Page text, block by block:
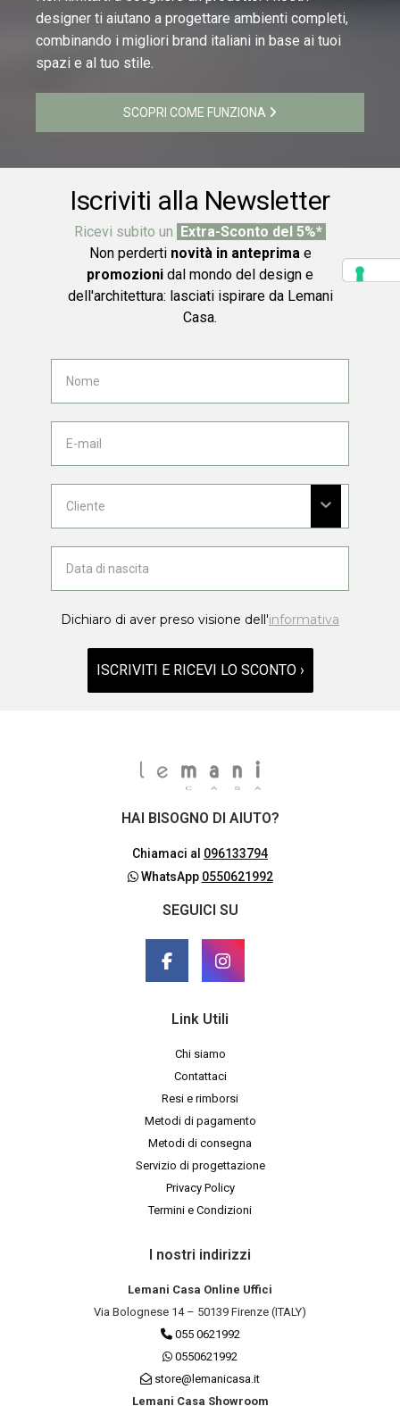
designer ti aiutano a progettare ambienti completi,
combinando i migliori brand italiani in base ai tuoi
spazi e al tuo stile.
SCOPRI COME FUNZIONA
Iscriviti alla Newsletter
Ricevi subito un Extra-Sconto del 5%*
Non perderti novità in anteprimae
promozioni dal mondo del design e
dell'architettura: lasciati ispirare da Lemani
Casa.
Dichiaro di aver preso visione dell'informativa
ISCRIVITI E RICEVI LO SCONTO ›
HAI BISOGNO DI AIUTO?
Chiamaci al 096133794
WhatsApp 0550621992
SEGUICI SU
Link Utili
Chi siamo
Contattaci
Resi e rimborsi
Metodi di pagamento
Metodi di consegna
Servizio di progettazione
Privacy Policy
Termini e Condizioni
I nostri indirizzi
Lemani Casa Online Uffici
Via Bolognese 14 – 50139 Firenze (ITALY)
055 0621992
0550621992
store@lemanicasa.it
Lemani Casa Showroom